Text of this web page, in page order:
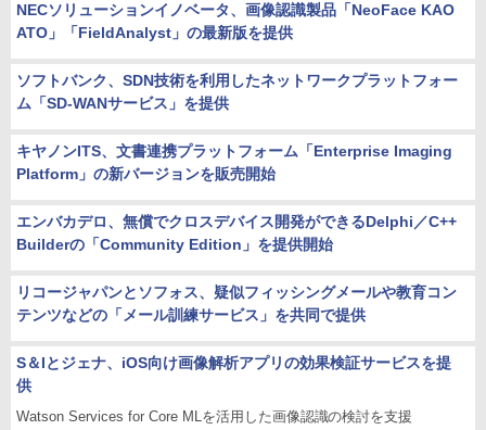
NECソリューションイノベータ、画像認識製品「NeoFace KAO
ATO」「FieldAnalyst」の最新版を提供
ソフトバンク、SDN技術を利用したネットワークプラットフォー
ム「SD-WANサービス」を提供
キヤノンITS、文書連携プラットフォーム「Enterprise Imaging
Platform」の新バージョンを販売開始
エンバカデロ、無償でクロスデバイス開発ができるDelphi／C++
Builderの「Community Edition」を提供開始
リコージャパンとソフォス、疑似フィッシングメールや教育コン
テンツなどの「メール訓練サービス」を共同で提供
S＆Iとジェナ、iOS向け画像解析アプリの効果検証サービスを提
供
Watson Services for Core MLを活用した画像認識の検討を支援